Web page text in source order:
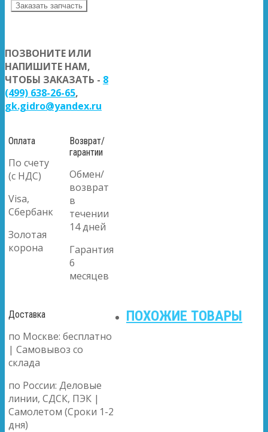
Заказать запчасть
ПОЗВОНИТЕ ИЛИ
НАПИШИТЕ НАМ,
ЧТОБЫ ЗАКАЗАТЬ - 8
(499) 638-26-65,
gk.gidro@yandex.ru
Оплата
По счету
(с НДС)
Visa,
Сбербанк
Золотая
корона
Возврат/
гарантии
Обмен/
возврат
в
течении
14 дней
Гарантия
6
месяцев
Доставка
по Москве: бесплатно
| Самовывоз со
склада
по России: Деловые
линии, СДСК, ПЭК |
Самолетом (Сроки 1-2
дня)
ПОХОЖИЕ ТОВАРЫ